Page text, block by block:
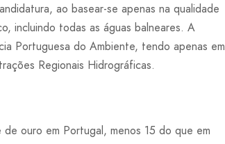
ao basear-se apenas na qualidade
incluindo todas as águas balneares. A
Portuguesa do Ambiente, tendo apenas em
Regionais Hidrográficas.
ouro em Portugal, menos 15 do que em